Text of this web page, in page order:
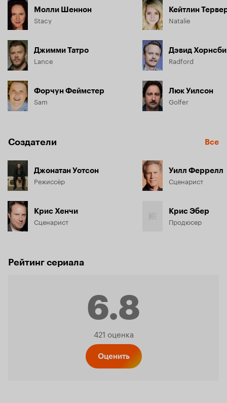
Молли Шеннон
Stacy
Джимми Татро
Lance
Форчун Феймстер
Sam
Кейтлин
Natalie
Дэвид Хорнсби
Radford
Люк Уилсон
Golfer
Создатели Все
Джонатан Уотсон
Режиссёр
Крис Хенчи
Сценарист
Уилл Феррелл
Сценарист
Крис Эбер
Продюсер
Рейтинг сериала
6.8
Рейтинг
421 оценка
Оценить